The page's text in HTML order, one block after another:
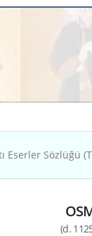
Eserler Sözlüğü
(d.